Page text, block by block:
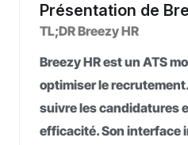
Présentation de
TL;DR Breezy HR
Breezy HR est un ATS
optimiser le
suivre les candidatures
efficacité. Son